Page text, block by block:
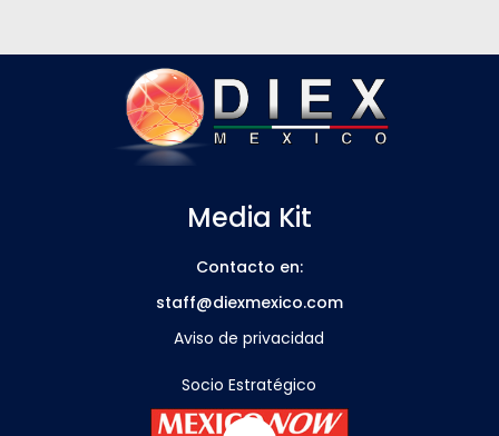
Media Kit
Contacto en:
staff@diexmexico.com
Aviso de privacidad
Socio Estratégico